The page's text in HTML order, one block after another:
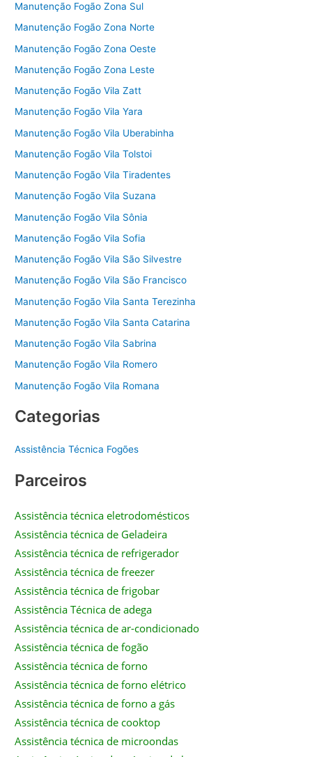
Manutenção Fogão Zona Sul
Manutenção Fogão Zona Norte
Manutenção Fogão Zona Oeste
Manutenção Fogão Zona Leste
Manutenção Fogão Vila Zatt
Manutenção Fogão Vila Yara
Manutenção Fogão Vila Uberabinha
Manutenção Fogão Vila Tolstoi
Manutenção Fogão Vila Tiradentes
Manutenção Fogão Vila Suzana
Manutenção Fogão Vila Sônia
Manutenção Fogão Vila Sofia
Manutenção Fogão Vila São Silvestre
Manutenção Fogão Vila São Francisco
Manutenção Fogão Vila Santa Terezinha
Manutenção Fogão Vila Santa Catarina
Manutenção Fogão Vila Sabrina
Manutenção Fogão Vila Romero
Manutenção Fogão Vila Romana
Categorias
Assistência Técnica Fogões
Parceiros
Assistência técnica eletrodomésticos
Assistência técnica de Geladeira
Assistência técnica de refrigerador
Assistência técnica de freezer
Assistência técnica de frigobar
Assistência Técnica de adega
Assistência técnica de ar-condicionado
Assistência técnica de fogão
Assistência técnica de forno
Assistência técnica de forno elétrico
Assistência técnica de forno a gás
Assistência técnica de cooktop
Assistência técnica de microondas